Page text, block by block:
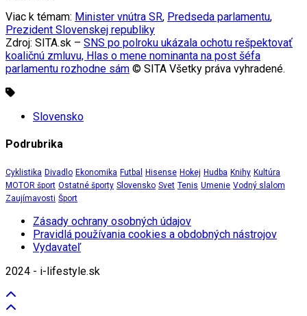
Viac k témam: Minister vnútra SR, Predseda parlamentu,
Prezident Slovenskej republiky
Zdroj: SITA.sk – SNS po polroku ukázala ochotu rešpektovať
koaličnú zmluvu, Hlas o mene nominanta na post šéfa
parlamentu rozhodne sám © SITA Všetky práva vyhradené.
Slovensko
Podrubrika
Cyklistika Divadlo Ekonomika Futbal Hisense Hokej Hudba Knihy Kultúra
MOTOR šport Ostatné športy Slovensko Svet Tenis Umenie Vodný slalom
Zaujímavosti Šport
Zásady ochrany osobných údajov
Pravidlá používania cookies a obdobných nástrojov
Vydavateľ
2024 - i-lifestyle.sk